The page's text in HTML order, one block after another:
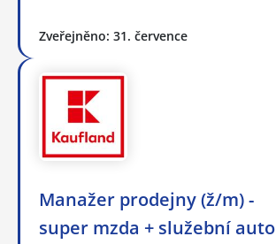
Zveřejněno: 31. července
Manažer prodejny (ž/m) -
super mzda + služební auto